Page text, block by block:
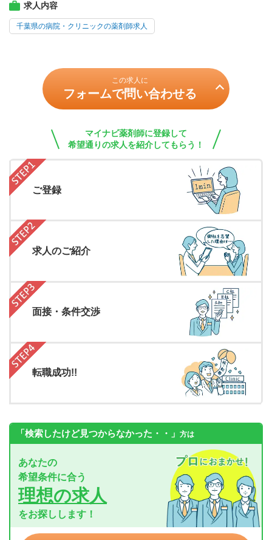
求人内容
千葉県の病院・クリニックの薬剤師求人
この求人に
フォームで問い合わせる
マイナビ薬剤師に登録して
希望通りの求人を紹介してもらう！
ご登録
求人のご紹介
面接・条件交渉
転職成功!!
「検索したけど見つからなかった・・」 方は
あなたの
希望条件に合う
理想の求人
をお探しします！